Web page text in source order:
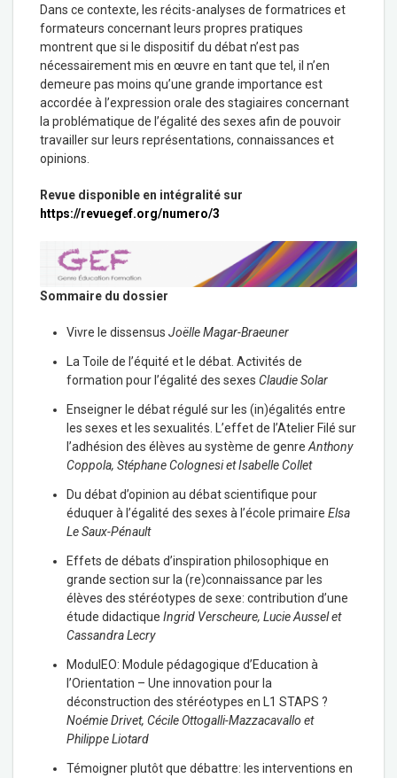
Dans ce contexte, les récits-analyses de formatrices et
formateurs concernant leurs propres pratiques
montrent que si le dispositif du débat n’est pas
nécessairement mis en œuvre en tant que tel, il n’en
demeure pas moins qu’une grande importance est
accordée à l’expression orale des stagiaires concernant
la problématique de l’égalité des sexes afin de pouvoir
travailler sur leurs représentations, connaissances et
opinions.
Revue disponible en intégralité sur
https://revuegef.org/numero/3
Sommaire du dossier
Vivre le dissensus Joëlle Magar-Braeuner
La Toile de l’équité et le débat. Activités de
formation pour l’égalité des sexes Claudie Solar
Enseigner le débat régulé sur les (in)égalités entre
les sexes et les sexualités. L’effet de l’Atelier Filé sur
l’adhésion des élèves au système de genre Anthony
Coppola, Stéphane Colognesi et Isabelle Collet
Du débat d’opinion au débat scientifique pour
éduquer à l’égalité des sexes à l’école primaire Elsa
Le Saux-Pénault
Effets de débats d’inspiration philosophique en
grande section sur la (re)connaissance par les
élèves des stéréotypes de sexe: contribution d’une
étude didactique Ingrid Verscheure, Lucie Aussel et
Cassandra Lecry
ModulEO: Module pédagogique d’Education à
l’Orientation – Une innovation pour la
déconstruction des stéréotypes en L1 STAPS ?
Noémie Drivet, Cécile Ottogalli-Mazzacavallo et
Philippe Liotard
Témoigner plutôt que débattre: les interventions en